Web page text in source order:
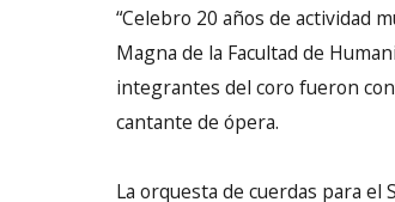
“Celebro 20 años de actividad
Magna de la Facultad de
integrantes del coro fueron
cantante de ópera.
La orquesta de cuerdas para